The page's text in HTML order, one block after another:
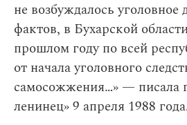
не возбуждалось уголовное
фактов, в Бухарской
прошлом году по всей
от начала уголовного
самосожжения…» — писала
ленинец» 9 апреля 1988